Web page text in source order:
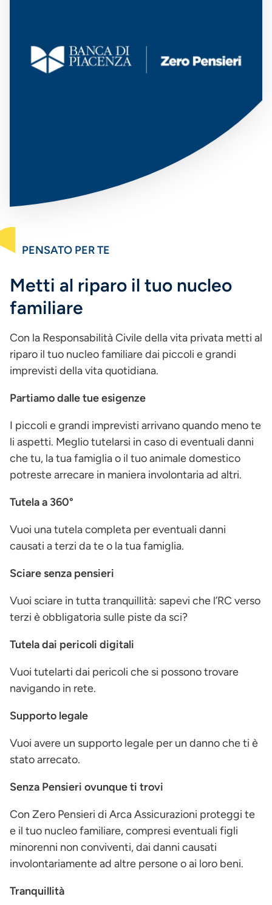
PENSATO PER TE
Metti al riparo il tuo nucleo
familiare
Con la Responsabilità Civile della vita privata metti al
riparo il tuo nucleo familiare dai piccoli e grandi
imprevisti della vita quotidiana.
Partiamo dalle tue esigenze
I piccoli e grandi imprevisti arrivano quando meno te
li aspetti. Meglio tutelarsi in caso di eventuali danni
che tu, la tua famiglia o il tuo animale domestico
potreste arrecare in maniera involontaria ad altri.
Tutela a 360°
Vuoi una tutela completa per eventuali danni
causati a terzi da te o la tua famiglia.
Sciare senza pensieri
Vuoi sciare in tutta tranquillità: sapevi che l’RC verso
terzi è obbligatoria sulle piste da sci?
Tutela dai pericoli digitali
Vuoi tutelarti dai pericoli che si possono trovare
navigando in rete.
Supporto legale
Vuoi avere un supporto legale per un danno che ti è
stato arrecato.
Senza Pensieri ovunque ti trovi
Con Zero Pensieri di Arca Assicurazioni proteggi te
e il tuo nucleo familiare, compresi eventuali figli
minorenni non conviventi, dai danni causati
involontariamente ad altre persone o ai loro beni.
Tranquillità